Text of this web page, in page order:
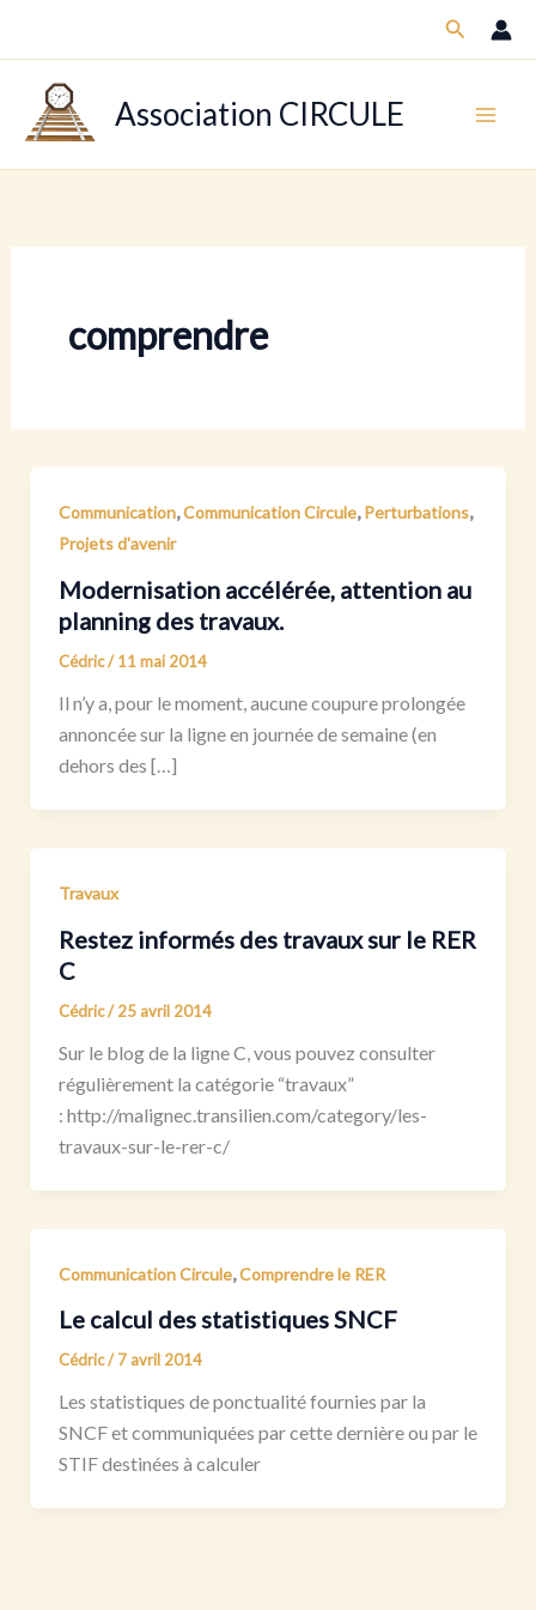
Association CIRCULE
comprendre
Communication,Communication Circule,Perturbations,
Projets d'avenir
Modernisation accélérée, attention au
planning des travaux.
Cédric/11 mai 2014
Il n’y a, pour le moment, aucune coupure prolongée
annoncée sur la ligne en journée de semaine (en
dehors des […]
Travaux
Restez informés des travaux sur le RER
C
Cédric/25 avril 2014
Sur le blog de la ligne C, vous pouvez consulter
régulièrement la catégorie “travaux”
: http://malignec.transilien.com/category/les-
travaux-sur-le-rer-c/
Communication Circule,Comprendre le RER
Le calcul des statistiques SNCF
Cédric/7 avril 2014
Les statistiques de ponctualité fournies par la
SNCF et communiquées par cette dernière ou par le
STIF destinées à calculer